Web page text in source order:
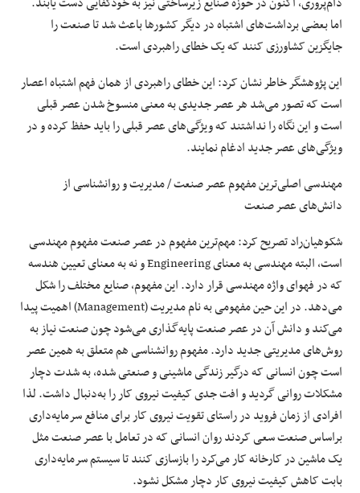
اما بعضی برداشت‌های اشتباه در دیگر کشورها باعث شد تا صنعت را
جایگزین کشاورزی کنند که یک خطای راهبردی است.
این پژوهشگر خاطر نشان کرد: این خطای راهبردی از همان فهم اشتباه اعصار
است که تصور می‌شد هر عصر جدیدی به معنی منسوخ شدن عصر قبلی
است و این نگاه را نداشتند که ویژگی‌های عصر قبلی را باید حفظ کرده و در
ویژگی‌های عصر جدید ادغام نمایند.
مهندسی اصلی‌ترین مفهوم عصر صنعت / مدیریت و روانشناسی از
دانش‌های عصر صنعت
شکوهیان‌راد تصریح کرد: مهم‌ترین مفهوم در عصر صنعت مفهوم مهندسی
است، البته مهندسی به معنای Engineering و نه به معنای تعیین هندسه
که در فهوای واژه مهندسی قرار دارد. این مفهوم، صنایع مختلف را شکل
می‌دهد. در این حین مفهومی به نام مدیریت (Management) اهمیت پیدا
می‌کند و دانش آن در عصر صنعت پایه‌گذاری می‌شود چون صنعت نیاز به
روش‌های مدیریتی جدید دارد. مفهوم روانشناسی هم متعلق به همین عصر
است چون انسانی که درگیر زندگی ماشینی و صنعتی شده، به شدت دچار
مشکلات روانی گردید و افت جدی کیفیت نیروی کار را به‌دنبال داشت. لذا
افرادی از زمان فروید در راستای تقویت نیروی کار برای منافع سرمایه‌داری
براساس صنعت سعی کردند روان انسانی که در تعامل با عصر صنعت مثل
یک ماشین در کارخانه کار می‌کرد را بازسازی کنند تا سیستم سرمایه‌داری
بابت کاهش کیفیت نیروی کار دچار مشکل نشود.